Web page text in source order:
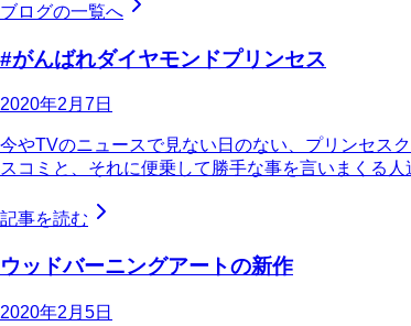
ブログの一覧へ
#がんばれダイヤモンドプリンセス
2020年2月7日
今やTVのニュースで見ない日のない、プリンセス
スコミと、それに便乗して勝手な事を言いまくる
記事を読む
ウッドバーニングアートの新作
2020年2月5日